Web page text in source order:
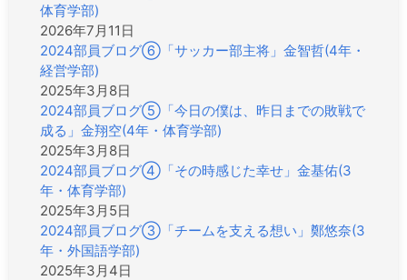
体育学部)
2026年7月11日
2024部員ブログ⑥「サッカー部主将」金智哲(4年・
経営学部)
2025年3月8日
2024部員ブログ⑤「今日の僕は、昨日までの敗戦で
成る」金翔空(4年・体育学部)
2025年3月8日
2024部員ブログ④「その時感じた幸せ」金基佑(3
年・体育学部)
2025年3月5日
2024部員ブログ③「チームを支える想い」鄭悠奈(3
年・外国語学部)
2025年3月4日